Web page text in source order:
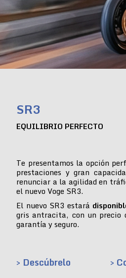
SR3
EQUILIBRIO PERFECTO
Te presentamos la opción
prestaciones y gran
renunciar a la agilidad en
el nuevo Voge SR3.
El nuevo SR3 estará
gris antracita, con un precio
garantía y seguro.
> Descúbrelo >